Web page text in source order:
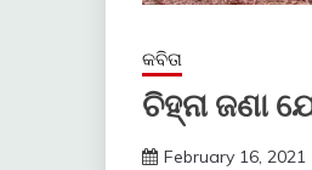
କବିତା
ଚିହ୍ନା ଜଣା
February 16, 2021